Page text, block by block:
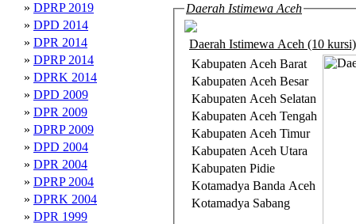
» DPRP 2019
» DPD 2014
» DPR 2014
» DPRP 2014
» DPRK 2014
» DPD 2009
» DPR 2009
» DPRP 2009
» DPD 2004
» DPR 2004
» DPRP 2004
» DPRK 2004
» DPR 1999
Daerah Istimewa Aceh
Daerah Istimewa Aceh (10 kursi)
Kabupaten Aceh Barat
Kabupaten Aceh Besar
Kabupaten Aceh Selatan
Kabupaten Aceh Tengah
Kabupaten Aceh Timur
Kabupaten Aceh Utara
Kabupaten Pidie
Kotamadya Banda Aceh
Kotamadya Sabang